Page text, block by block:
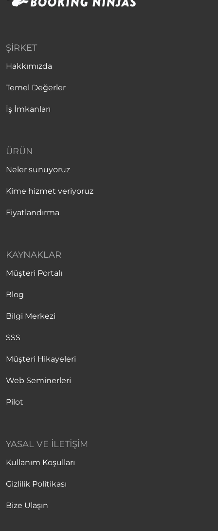
ŞIRKET
Hakkımızda
Temel Değerler
İş İmkanları
ÜRÜN
Neler sunuyoruz
Kime hizmet veriyoruz
Fiyatlandırma
KAYNAKLAR
Müşteri Portalı
Blog
Bilgi Merkezi
SSS
Müşteri Hikayeleri
Web Seminerleri
Pilot
YASAL VE İLETIŞIM
Kullanım Koşulları
Gizlilik Politikası
Bize Ulaşın